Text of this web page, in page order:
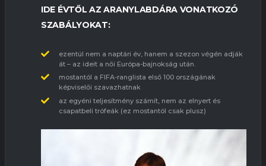
IDE ÉVTŐL AZ ARANYLABDÁRA VONATKOZÓ
SZABÁLYOKAT:
ezentúl nem a naptári év, hanem a szezon végén adják
át – az ideit a női Európa-bajnokság után.
mostantól a FIFA-ranglista első 100 országának
képviselői szavazhatnak
az egyéni teljesítmény számít, nem az elnyert és
csapatbeli trófeák (ez mostantól csak plusz)